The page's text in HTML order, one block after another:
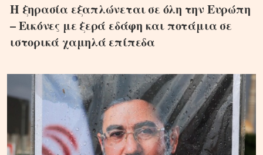
Η ξηρασία εξαπλώνεται σε όλη την Ευρώπη
– Εικόνες με ξερά εδάφη και ποτάμια σε
ιστορικά χαμηλά επίπεδα